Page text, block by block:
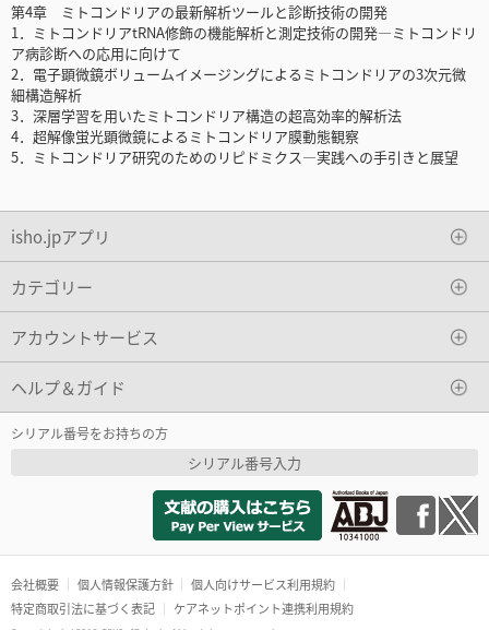
第4章 ミトコンドリアの最新解析ツールと診断技術の開発
1．ミトコンドリアtRNA修飾の機能解析と測定技術の開発―ミトコンドリ
ア病診断への応用に向けて
2．電子顕微鏡ボリュームイメージングによるミトコンドリアの3次元微
細構造解析
3．深層学習を用いたミトコンドリア構造の超高効率的解析法
4．超解像蛍光顕微鏡によるミトコンドリア膜動態観察
5．ミトコンドリア研究のためのリピドミクス―実践への手引きと展望
isho.jpアプリ
カテゴリー
アカウントサービス
ヘルプ＆ガイド
シリアル番号をお持ちの方
シリアル番号入力
会社概要 個人情報保護方針
個人向けサービス利用規約
特定商取引法に基づく表記
ケアネットポイント連携利用規約